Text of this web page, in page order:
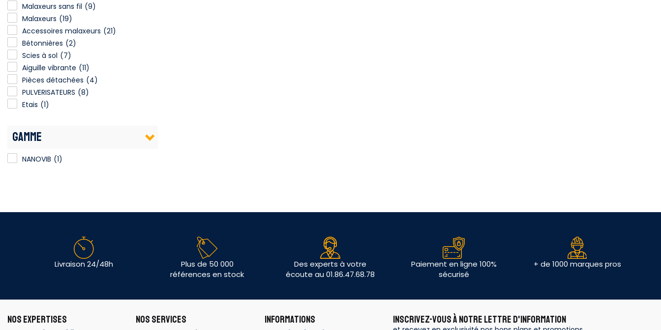
Malaxeurs sans fil (9)
Malaxeurs (19)
Accessoires malaxeurs (21)
Bétonnières (2)
Scies à sol (7)
Aiguille vibrante (11)
Pièces détachées (4)
PULVERISATEURS (8)
Etais (1)
GAMME
NANOVIB (1)
Livraison 24/48h
Plus de 50 000
références en stock
Des experts à votre
écoute au 01.86.47.68.78
Paiement en ligne 100%
sécurisé
+ de 1000 marques pros
NOS EXPERTISES NOS SERVICES INFORMATIONS INSCRIVEZ-VOUS À NOTRE LETTRE D'INFORMATION